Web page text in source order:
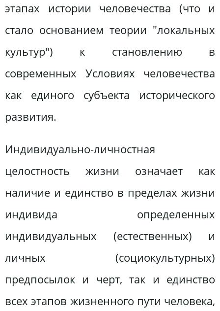
этапах истории человечества (что и
стало основанием теории "локальных
культур") к становлению в
современных Условиях человечества
как единого субъекта исторического
развития.
Индивидуально-личностная
целостность жизни означает как
наличие и единство в пределах жизни
индивида определенных
индивидуальных (естественных) и
личных (социокультурных)
предпосылок и черт, так и единство
всех этапов жизненного пути человека,